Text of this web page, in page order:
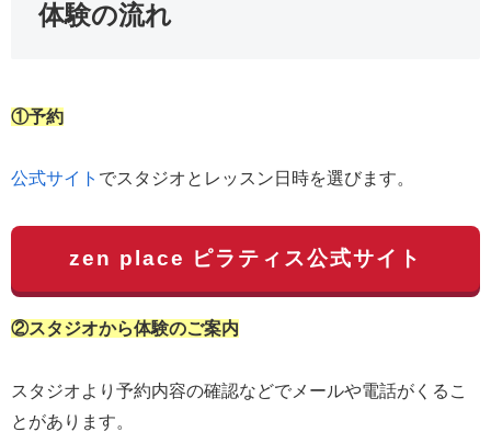
体験の流れ
①予約
公式サイト でスタジオとレッスン日時を選びます。
zen place ピラティス公式サイト
②スタジオから体験のご案内
スタジオより予約内容の確認などでメールや電話がくるこ
とがあります。